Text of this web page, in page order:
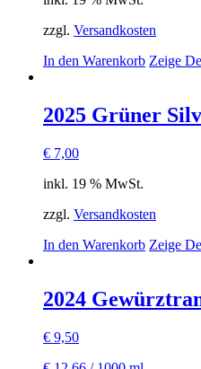
der
gewählt
zzgl. Versandkosten
In den Warenkorb Zeige
2025 Grüner
€ 7,00
inkl. 19 % MwSt.
zzgl. Versandkosten
In den Warenkorb Zeige
2024
€ 9,50